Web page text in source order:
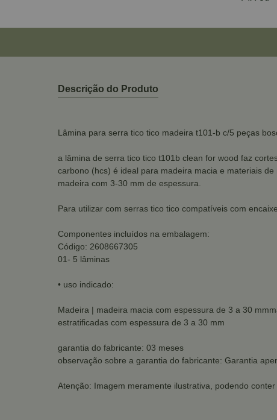
Descrição do Produto
Lâmina para serra tico tico madeira t101-b c/5 peças
a lâmina de serra tico tico t101b clean for wood faz
carbono (hcs) é ideal para madeira macia e materiais
madeira com 3-30 mm de espessura.
Para utilizar com serras tico tico compatíveis com
Componentes incluídos na embalagem:
Código: 2608667305
01- 5 lâminas
• uso indicado:
Madeira | madeira macia com espessura de 3 a 30
estratificadas com espessura de 3 a 30 mm
garantia do fabricante: 03 meses
observação sobre a garantia do fabricante: Garantia
Atenção: Imagem meramente ilustrativa, podendo